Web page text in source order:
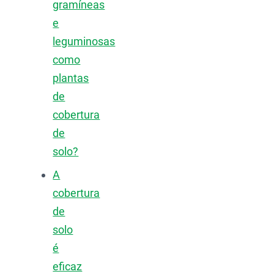
gramíneas
e
leguminosas
como
plantas
de
cobertura
de
solo?
A
cobertura
de
solo
é
eficaz